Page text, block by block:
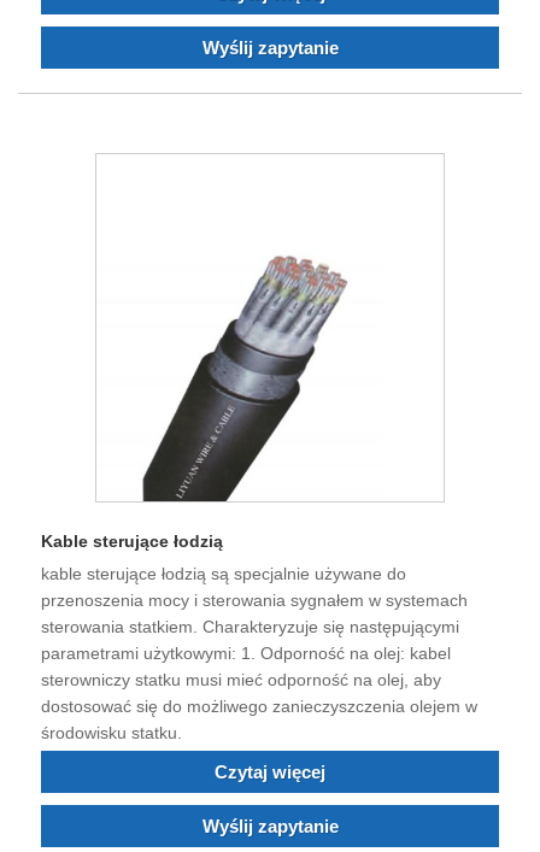
Wyślij zapytanie
Kable sterujące łodzią
kable sterujące łodzią są specjalnie używane do
przenoszenia mocy i sterowania sygnałem w systemach
sterowania statkiem. Charakteryzuje się następującymi
parametrami użytkowymi: 1. Odporność na olej: kabel
sterowniczy statku musi mieć odporność na olej, aby
dostosować się do możliwego zanieczyszczenia olejem w
środowisku statku.
Czytaj więcej
Wyślij zapytanie